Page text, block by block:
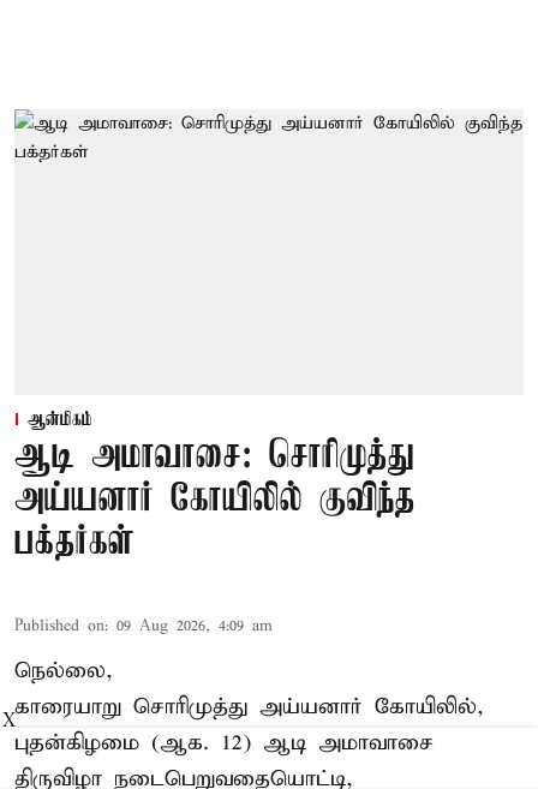
ஆன்மிகம்
ஆடி அமாவாசை: சொரிமுத்து
அய்யனார் கோயிலில் குவிந்த
பக்தர்கள்
Published on: 09 Aug 2026, 4:09 am
நெல்லை,
காரையாறு சொரிமுத்து அய்யனார் கோயிலில்,
புதன்கிழமை (ஆக. 12) ஆடி அமாவாசை
திருவிழா நடைபெறுவதையொட்டி,
X